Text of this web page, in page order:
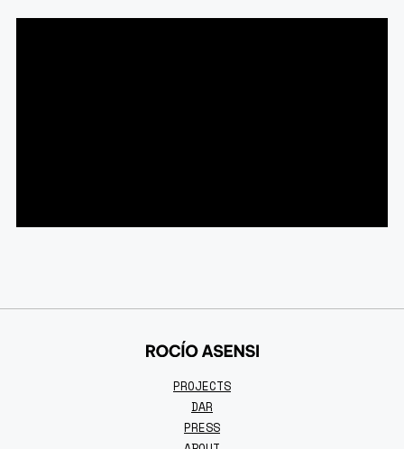
PROJECTS
DAR
PRESS